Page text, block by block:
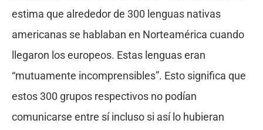
estima que alrededor de 300 lenguas nativas
americanas se hablaban en Norteamérica cuando
llegaron los europeos. Estas lenguas eran
“mutuamente incomprensibles”. Esto significa que
estos 300 grupos respectivos no podían
comunicarse entre sí incluso si así lo hubieran